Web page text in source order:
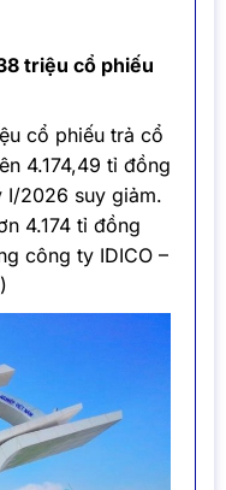
triệu cổ phiếu
cổ phiếu trả cổ
4.174,49 tỉ đồng
I/2026 suy giảm.
4.174 tỉ đồng
công ty IDICO –